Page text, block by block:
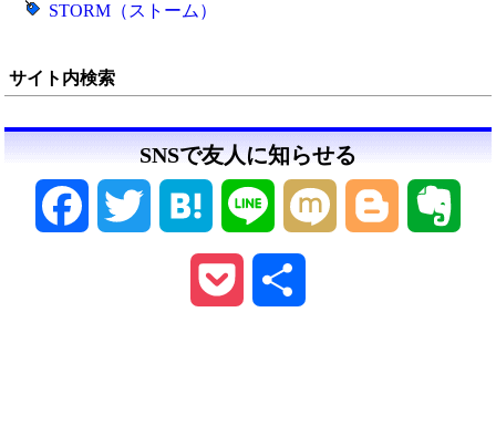
STORM（ストーム）
サイト内検索
SNSで友人に知らせる
Facebook Twitter Hatena Line Mixi Blogger
Pocket